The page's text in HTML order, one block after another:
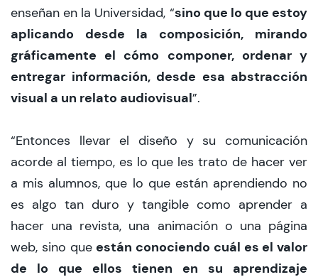
enseñan en la Universidad, “sino que lo que estoy
aplicando desde la composición, mirando
gráficamente el cómo componer, ordenar y
entregar información, desde esa abstracción
visual a un relato audiovisual”.
“Entonces llevar el diseño y su comunicación
acorde al tiempo, es lo que les trato de hacer ver
a mis alumnos, que lo que están aprendiendo no
es algo tan duro y tangible como aprender a
hacer una revista, una animación o una página
web, sino que están conociendo cuál es el valor
de lo que ellos tienen en su aprendizaje